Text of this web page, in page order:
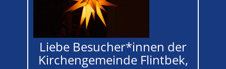
Liebe Besucher*innen der
Kirchengemeinde Flintbek,